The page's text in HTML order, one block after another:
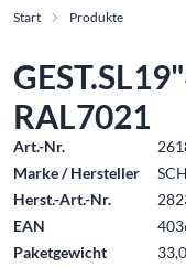
Start Produkte
RAL7021
Art.-Nr.
Marke / Hersteller
Herst.-Art.-Nr.
EAN
Paketgewicht